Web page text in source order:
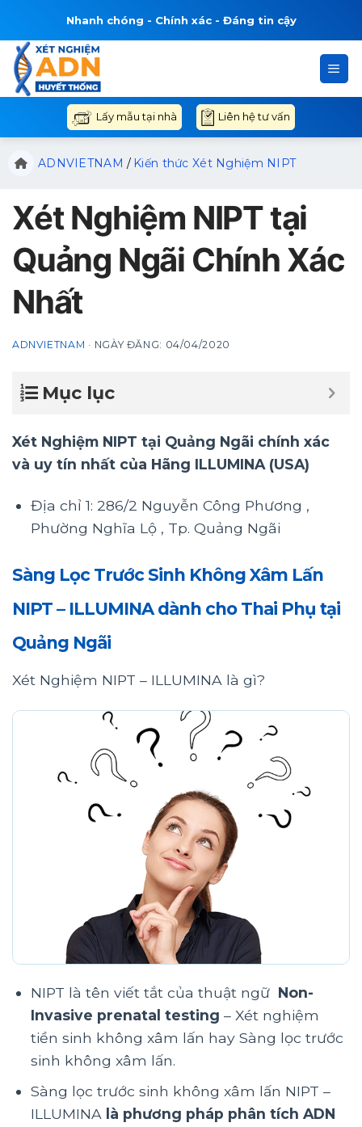
nội
dung
Nhanh chóng - Chính xác - Đáng tin cậy
Lấy mẫu tại nhà Liên hệ tư vấn
ADNVIETNAM / Kiến thức Xét Nghiệm NIPT
Xét Nghiệm NIPT tại
Quảng Ngãi Chính Xác
Nhất
ADNVIETNAM · NGÀY ĐĂNG: 04/04/2020
Mục lục
Xét Nghiệm NIPT tại Quảng Ngãi chính xác
và uy tín nhất của Hãng ILLUMINA (USA)
Địa chỉ 1: 286/2 Nguyễn Công Phương ,
Phường Nghĩa Lộ , Tp. Quảng Ngãi
Sàng Lọc Trước Sinh Không Xâm Lấn
NIPT – ILLUMINA dành cho Thai Phụ tại
Quảng Ngãi
Xét Nghiệm NIPT – ILLUMINA là gì?
NIPT là tên viết tắt của thuật ngữ Non-
Invasive prenatal testing – Xét nghiệm
tiền sinh không xâm lấn hay Sàng lọc trước
sinh không xâm lấn.
Sàng lọc trước sinh không xâm lấn NIPT –
ILLUMINA là phương pháp phân tích ADN